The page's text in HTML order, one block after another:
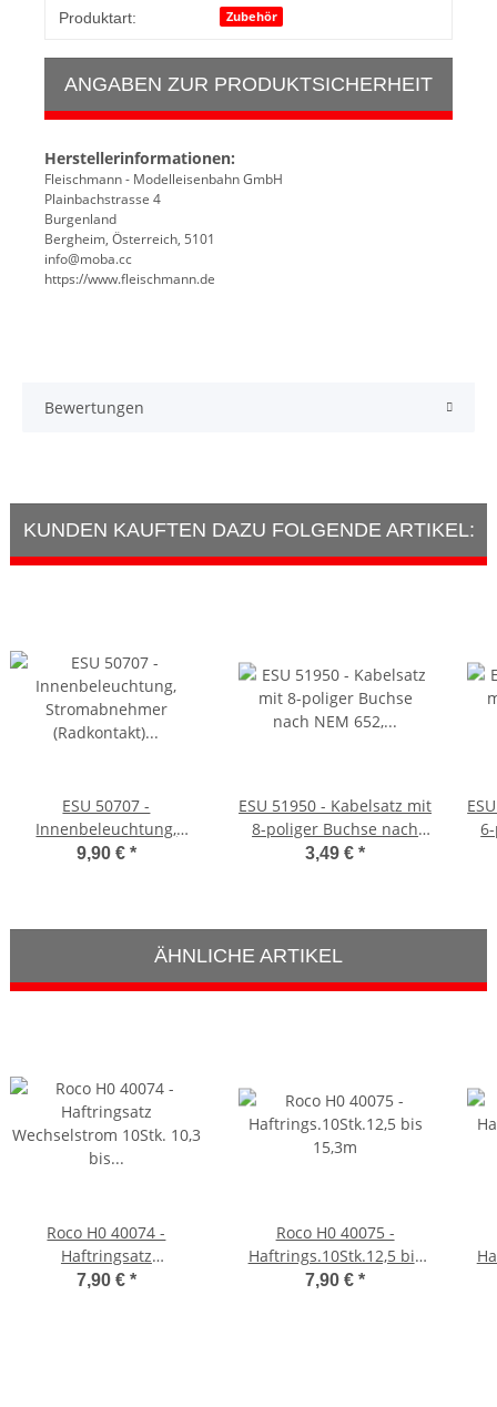
Produktart: Zubehör
ANGABEN ZUR PRODUKTSICHERHEIT
Herstellerinformationen:
Fleischmann - Modelleisenbahn GmbH
Plainbachstrasse 4
Burgenland
Bergheim, Österreich, 5101
info@moba.cc
https://www.fleischmann.de
Bewertungen
KUNDEN KAUFTEN DAZU FOLGENDE ARTIKEL:
ESU 50707 -
Innenbeleuchtung,
Stromabnehmer
Achsen), Spurweite: N, TT,
9,90 € *
ESU 51950 - Kabelsatz mit
8-poliger Buchse nach
NEM 652, DCC
3,49 €*
ÄHNLICHE ARTIKEL
Roco H0 40074 -
Haftringsatz
Wechselstrom 10Stk. 10,3
7,90 € *
Roco H0 40075 -
Haftrings.10Stk.12,5 bis
15,3m
7,90 €*